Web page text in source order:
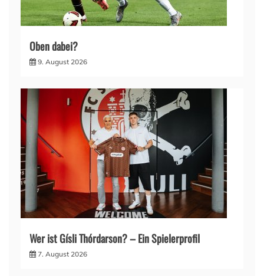
Oben dabei?
9. August 2026
Wer ist Gísli Thórdarson? – Ein Spielerprofil
7. August 2026